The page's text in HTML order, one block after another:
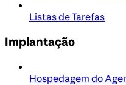
Listas de Tarefas
Implantação
Hospedagem do